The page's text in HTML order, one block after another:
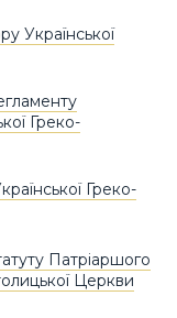
Української
Греко-
Греко-
Патріаршого
Церкви